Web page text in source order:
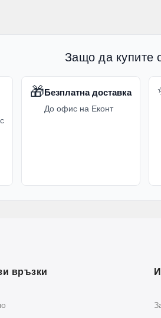
Защо да купите
🎁Безплатна доставка
До офис на Еконт
връзки